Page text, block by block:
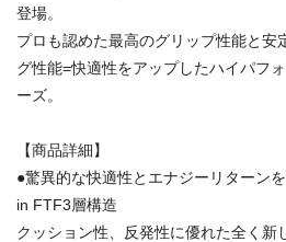
登場。
プロも認めた最高のグリップ性能と安
グ性能=快適性をアップしたハイパフ
ーズ。
【商品詳細】
●驚異的な快適性とエナジーリターン
in FTF3層構造
クッション性、反発性に優れた全く新